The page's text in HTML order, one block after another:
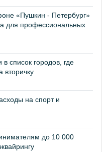
«Пушкин - Петербург»
для профессиональных
список городов, где
вторичку
на спорт и
до 10 000